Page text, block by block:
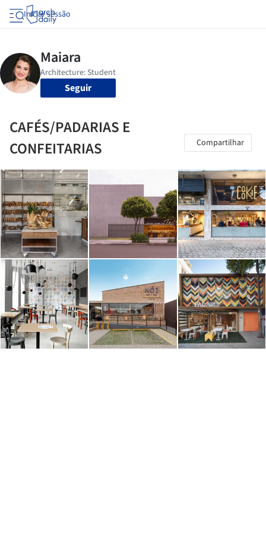
Iniciar sessão
Seguir
CAFÉS/PADARIAS E
CONFEITARIAS
Compartilhar